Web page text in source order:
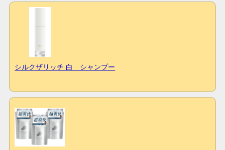
シルクザリッチ 白 シャンプー